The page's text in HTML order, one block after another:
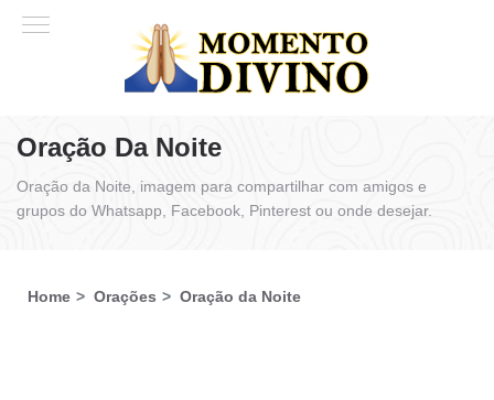
Oração Da Noite
Oração da Noite, imagem para compartilhar com amigos e
grupos do Whatsapp, Facebook, Pinterest ou onde desejar.
Home Orações Oração da Noite